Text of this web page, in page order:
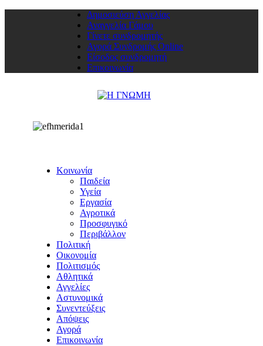
Δημοσιεύση Αγγελίας
Αναγγελία Γάμου
Γίνετε συνδρομητής
Αγορά Συνδρομής Online
Είσοδος συνδρομητή
Επικοινωνία
Κοινωνία
Παιδεία
Υγεία
Εργασία
Αγροτικά
Προσφυγικό
Περιβάλλον
Πολιτική
Οικονομία
Πολιτισμός
Αθλητικά
Αγγελίες
Αστυνομικά
Συνεντεύξεις
Απόψεις
Αγορά
Επικοινωνία